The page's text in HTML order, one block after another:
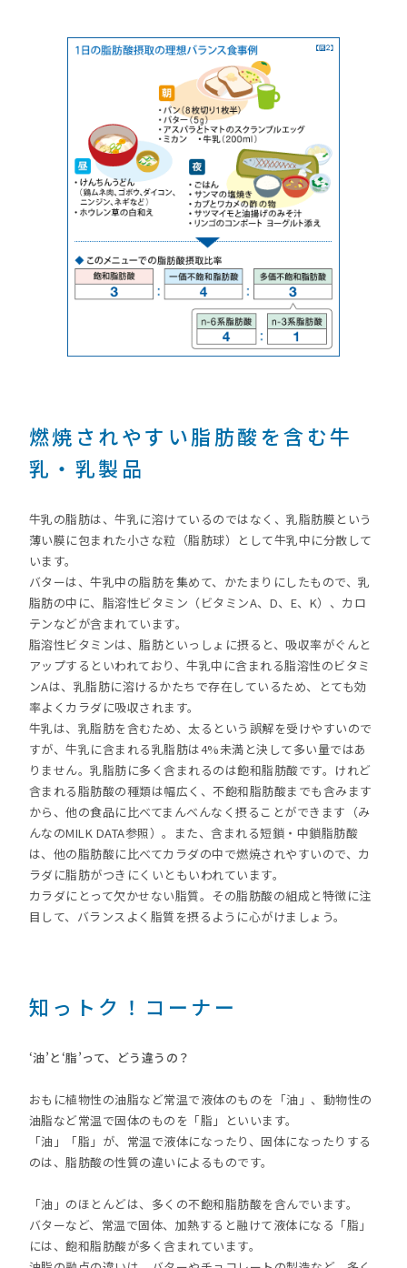
燃焼されやすい脂肪酸を含む牛
乳・乳製品
牛乳の脂肪は、牛乳に溶けているのではなく、乳脂肪膜という
薄い膜に包まれた小さな粒（脂肪球）として牛乳中に分散して
います。
バターは、牛乳中の脂肪を集めて、かたまりにしたもので、乳
脂肪の中に、脂溶性ビタミン（ビタミンA、D、E、K）、カロ
テンなどが含まれています。
脂溶性ビタミンは、脂肪といっしょに摂ると、吸収率がぐんと
アップするといわれており、牛乳中に含まれる脂溶性のビタミ
ンAは、乳脂肪に溶けるかたちで存在しているため、とても効
率よくカラダに吸収されます。
牛乳は、乳脂肪を含むため、太るという誤解を受けやすいので
すが、牛乳に含まれる乳脂肪は4%未満と決して多い量ではあ
りません。乳脂肪に多く含まれるのは飽和脂肪酸です。けれど
含まれる脂肪酸の種類は幅広く、不飽和脂肪酸までも含みます
から、他の食品に比べてまんべんなく摂ることができます（み
んなのMILK DATA参照）。また、含まれる短鎖・中鎖脂肪酸
は、他の脂肪酸に比べてカラダの中で燃焼されやすいので、カ
ラダに脂肪がつきにくいともいわれています。
カラダにとって欠かせない脂質。その脂肪酸の組成と特徴に注
目して、バランスよく脂質を摂るように心がけましょう。
知っトク！コーナー
‘油’と‘脂’って、どう違うの？
おもに植物性の油脂など常温で液体のものを「油」、動物性の
油脂など常温で固体のものを「脂」といいます。
「油」「脂」が、常温で液体になったり、固体になったりする
のは、脂肪酸の性質の違いによるものです。
「油」のほとんどは、多くの不飽和脂肪酸を含んでいます。
バターなど、常温で固体、加熱すると融けて液体になる「脂」
には、飽和脂肪酸が多く含まれています。